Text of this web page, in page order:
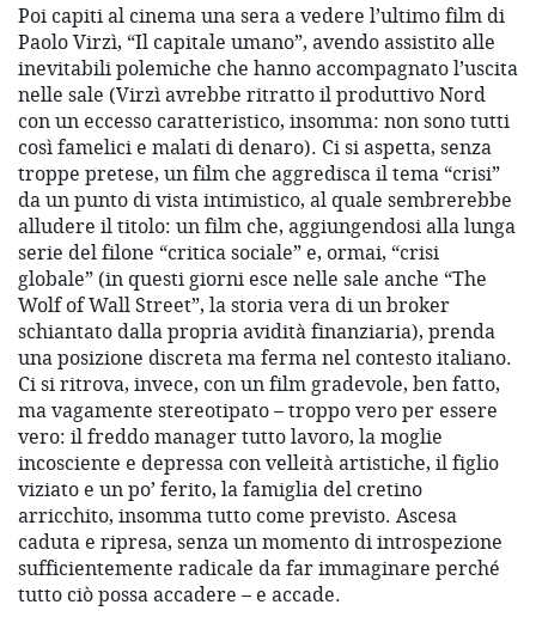
Poi capiti al cinema una sera a vedere l’ultimo film di
Paolo Virzì, “Il capitale umano”, avendo assistito alle
inevitabili polemiche che hanno accompagnato l’uscita
nelle sale (Virzì avrebbe ritratto il produttivo Nord
con un eccesso caratteristico, insomma: non sono tutti
così famelici e malati di denaro). Ci si aspetta, senza
troppe pretese, un film che aggredisca il tema “crisi”
da un punto di vista intimistico, al quale sembrerebbe
alludere il titolo: un film che, aggiungendosi alla lunga
serie del filone “critica sociale” e, ormai, “crisi
globale” (in questi giorni esce nelle sale anche “The
Wolf of Wall Street”, la storia vera di un broker
schiantato dalla propria avidità finanziaria), prenda
una posizione discreta ma ferma nel contesto italiano.
Ci si ritrova, invece, con un film gradevole, ben fatto,
ma vagamente stereotipato – troppo vero per essere
vero: il freddo manager tutto lavoro, la moglie
incosciente e depressa con velleità artistiche, il figlio
viziato e un po’ ferito, la famiglia del cretino
arricchito, insomma tutto come previsto. Ascesa
caduta e ripresa, senza un momento di introspezione
sufficientemente radicale da far immaginare perché
tutto ciò possa accadere – e accade.